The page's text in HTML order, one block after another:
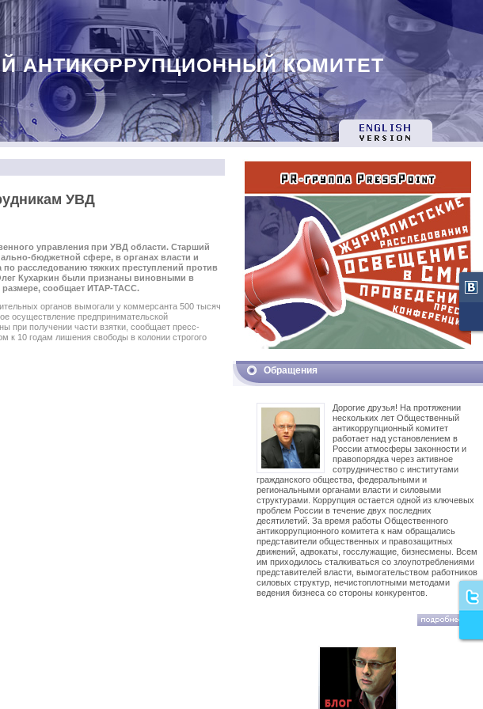
АНТИКОРРУПЦИОННЫЙ КОМИТЕТ
УВД
управления при УВД области. Старший
бюджетной сфере, в органах власти и
по расследованию тяжких преступлений против
Кухаркин были признаны виновными в
размере, сообщает ИТАР-ТАСС.
органов вымогали у коммерсанта 500 тысяч
осуществление предпринимательской
при получении части взятки, сообщает пресс-
к 10 годам лишения свободы в колонии строгого
Обращения
Дорогие друзья! На протяжении
нескольких лет Общественный
антикоррупционный комитет
работает над установлением в
России атмосферы законности и
правопорядка через активное
сотрудничество с институтами
гражданского общества, федеральными и
региональными органами власти и силовыми
структурами. Коррупция остается одной из ключевых
проблем России в течение двух последних
десятилетий. За время работы Общественного
антикоррупционного комитета к нам обращались
представители общественных и правозащитных
движений, адвокаты, госслужащие, бизнесмены. Всем
им приходилось сталкиваться со злоупотреблениями
представителей власти, вымогательством работников
силовых структур, нечистоплотными методами
ведения бизнеса со стороны конкурентов.